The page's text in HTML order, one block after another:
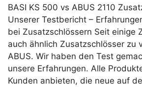
BASI KS 500 vs ABUS 2110
Unserer Testbericht –
bei Zusatzschlössern Seit einige
auch ähnlich Zusatzschlösser zu
ABUS. Wir haben den Test
unsere Erfahrungen. Alle
Kunden anbieten, die neue auf